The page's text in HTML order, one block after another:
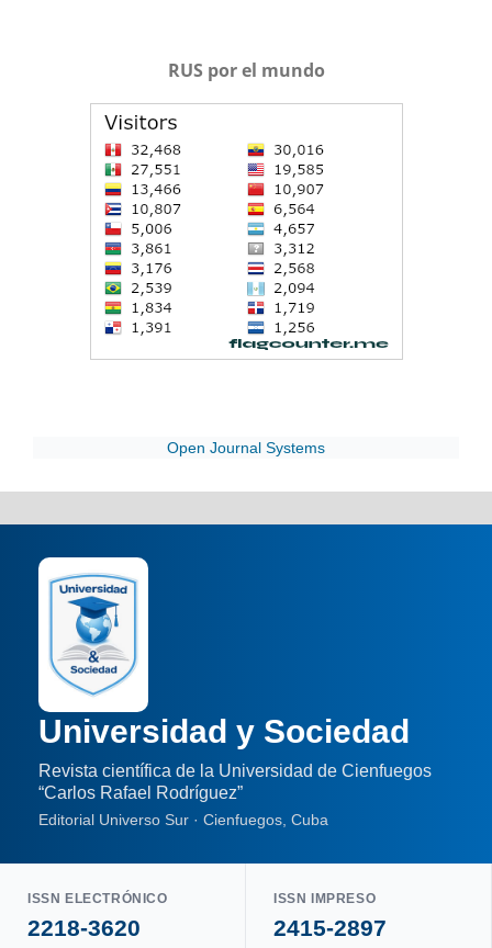
RUS por el mundo
Open Journal Systems
Universidad y Sociedad
Revista científica de la Universidad de Cienfuegos
“Carlos Rafael Rodríguez”
Editorial Universo Sur · Cienfuegos, Cuba
ISSN ELECTRÓNICO
2218-3620
ISSN IMPRESO
2415-2897